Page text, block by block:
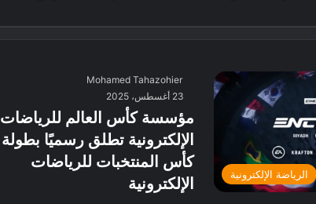
الرياضة الإلكترونية
Mohamed Tahazohier
23 أغسطس، 2025
مؤسسة كأس العالم للرياضات
الإلكترونية تطلق رسميًا بطولة
كأس المنتخبات للرياضات
الإلكترونية